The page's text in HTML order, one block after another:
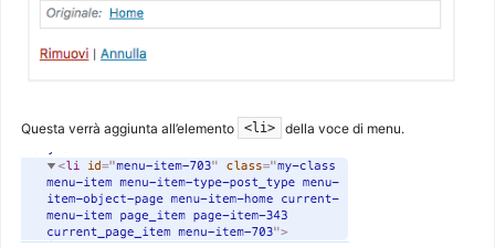
Questa verrà aggiunta all’elemento <li> della voce di menu.